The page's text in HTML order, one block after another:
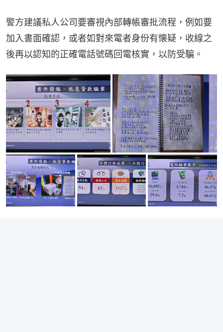
警方建議私人公司要審視內部轉帳審批流程，例如要
加入書面確認，或者如對來電者身份有懐疑，收線之
後再以認知的正確電話號碼回電核實，以防受騙。